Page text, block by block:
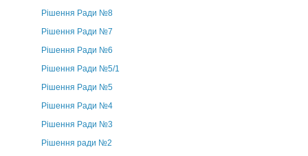
Рішення Ради №8
Рішення Ради №7
Рішення Ради №6
Рішення Ради №5/1
Рішення Ради №5
Рішення Ради №4
Рішення Ради №3
Рішення ради №2